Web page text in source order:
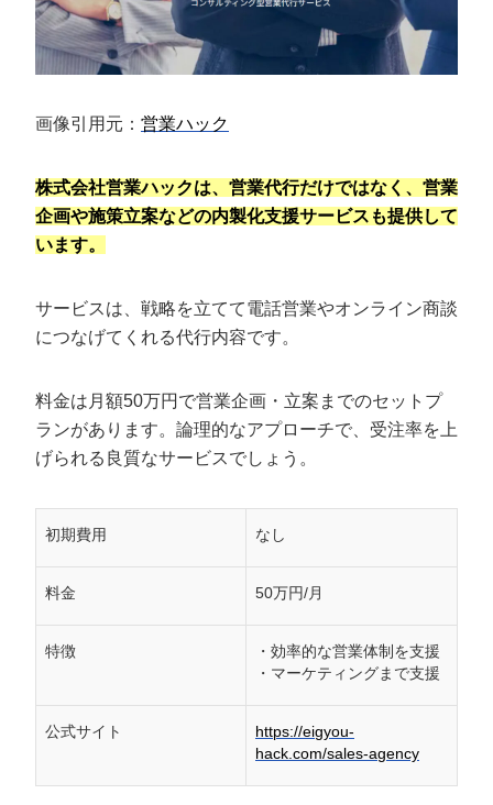
画像引用元： 営業ハック
株式会社営業ハックは、営業代行だけではなく、営業
企画や施策立案などの内製化支援サービスも提供して
います。
サービスは、戦略を立てて電話営業やオンライン商談
につなげてくれる代行内容です。
料金は月額50万円で営業企画・立案までのセットプ
ランがあります。論理的なアプローチで、受注率を上
げられる良質なサービスでしょう。
初期費用 なし
料金 50万円/月
特徴
・効率的な営業体制を支援
・マーケティングまで支援
公式サイト
https://eigyou-
hack.com/sales-agency